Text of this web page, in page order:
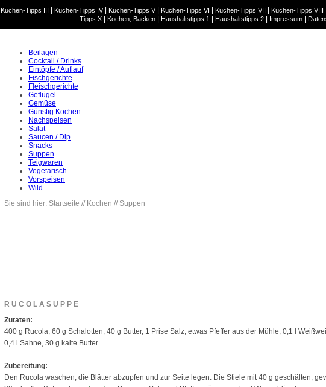
Küchen-Tipps III Küchen-Tipps IV| Küchen-Tipps V| Küchen-Tipps VI Küchen-Tipps VII Küchen-Tipps VIII
Tipps X
Kochen, Backen Haushaltstipps 1 Haushaltstipps 2 Impressum
Beilagen
Cocktail / Drinks
Eintöpfe / Auflauf
Fischgerichte
Fleischgerichte
Geflügel
Gemüse
Günstig Kochen
Nachspeisen
Salat
Saucen / Dip
Snacks
Suppen
Teigwaren
Vegetarisch
Vorspeisen
Wild
Sie sind hier: Startseite // Kochen // Suppen
RUCOLASUPPE
Zutaten:
400 g Rucola, 60 g Schalotten, 40 g Butter, 1 Prise Salz, etwas Pfeffer aus der Mühle, 0,1 l
0,4 l Sahne, 30 g kalte Butter
Zubereitung:
Den Rucola waschen, die Blätter abzupfen und zur Seite legen. Die Stiele mit 40 g geschälten,